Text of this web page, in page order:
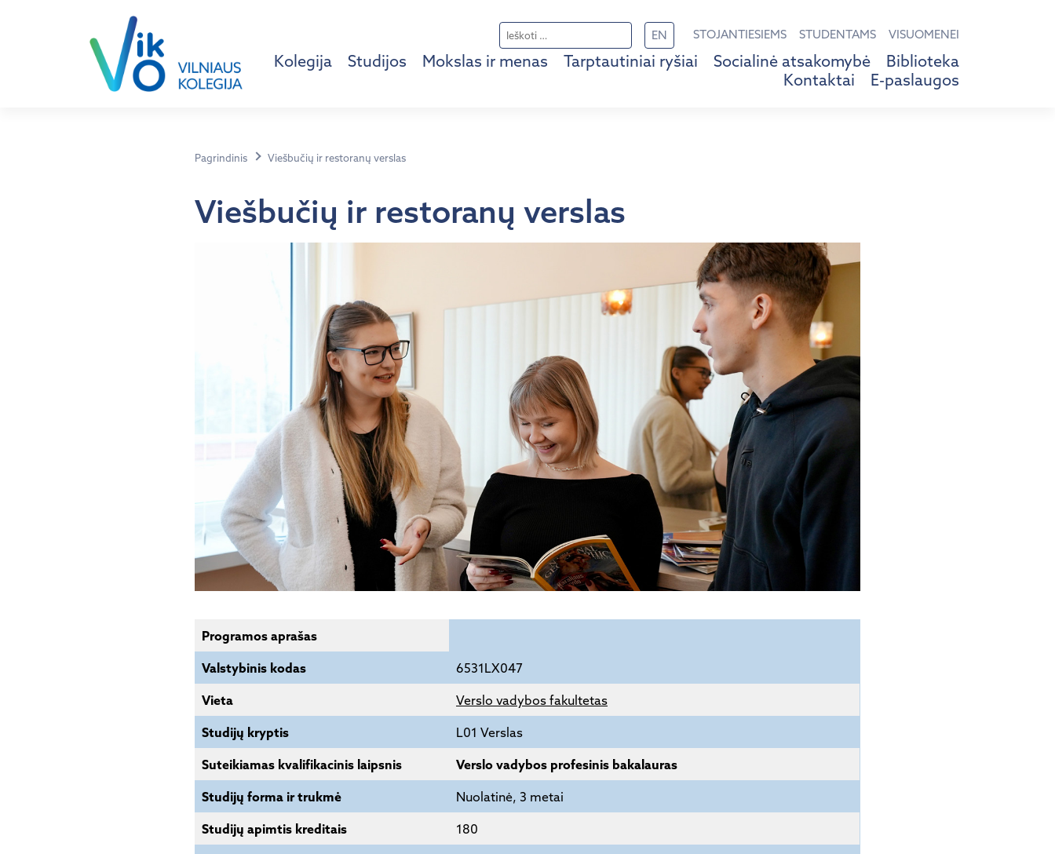
Ieškoti: EN STOJANTIESIEMS STUDENTAMS VISUOMENEI
Kolegija Studijos Mokslas ir menas Tarptautiniai ryšiai Socialinė atsakomybė
Biblioteka
Kontaktai
E-paslaugos
Pagrindinis Viešbučių ir restoranų verslas
Viešbučių ir restoranų verslas
Programos aprašas
Valstybinis kodas 6531LX047
Vieta Verslo vadybos fakultetas
Studijų kryptis L01 Verslas
Suteikiamas kvalifikacinis laipsnis Verslo vadybos profesinis bakalauras
Studijų forma ir trukmė Nuolatinė, 3 metai
Studijų apimtis kreditais 180